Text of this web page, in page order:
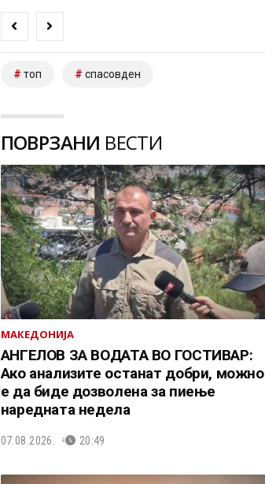
топ спасовден
ПОВРЗАНИ ВЕСТИ
МАКЕДОНИЈА
АНГЕЛОВ ЗА ВОДАТА ВО ГОСТИВАР:
Ако анализите останат добри, можно
е да биде дозволена за пиење
наредната недела
07.08.2026. 20:49